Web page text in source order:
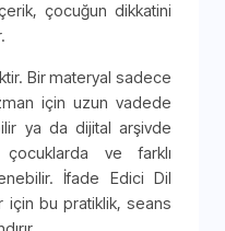
çocuğun dikkatini
Bir materyal sadece
için uzun vadede
ya da dijital arşivde
çocuklarda ve farklı
İfade Edici Dil
için bu pratiklik, seans